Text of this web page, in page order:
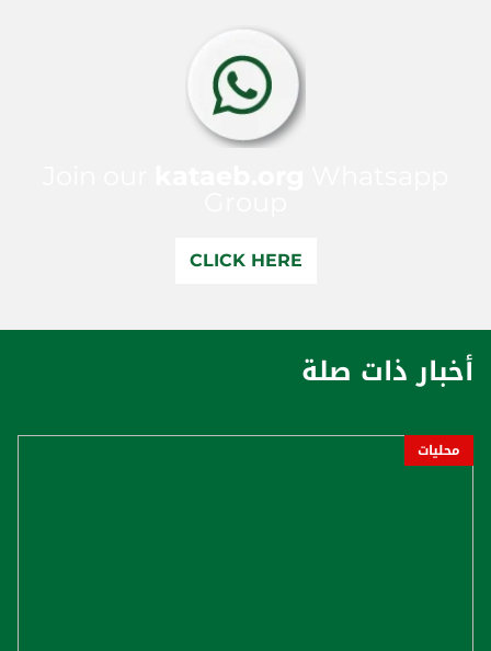
CLICK HERE
أخبار ذات صلة
محليات